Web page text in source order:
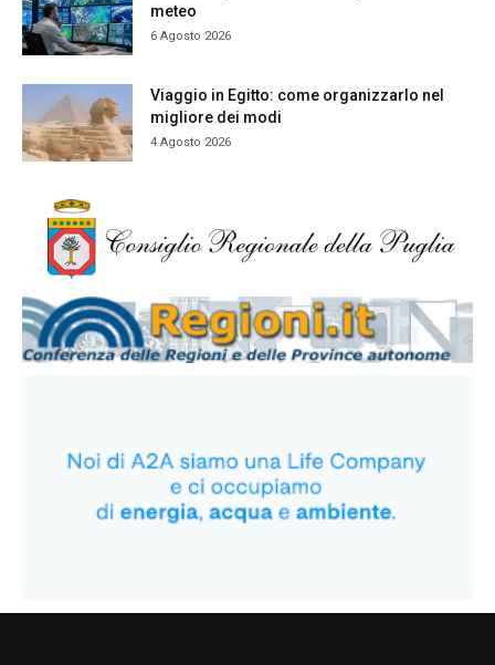
meteo
6 Agosto 2026
Viaggio in Egitto: come organizzarlo nel
migliore dei modi
4 Agosto 2026